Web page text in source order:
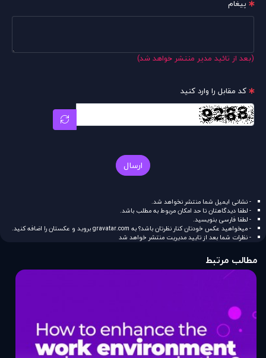
پیغام
(بعد از تائید مدیر منتشر خواهد شد)
کد مقابل را وارد کنید
ارسال
- نشانی ایمیل شما منتشر نخواهد شد.
- لطفا دیدگاهتان تا حد امکان مربوط به مطلب باشد.
- لطفا فارسی بنویسید.
- میخواهید عکس خودتان کنار نظرتان باشد؟ به gravatar.comبروید و عکستان را اضافه کنید.
- نظرات شما بعد از تایید مدیریت منتشر خواهد شد
مطالب مرتبط